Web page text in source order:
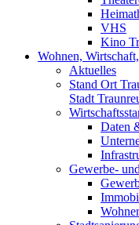
VHS
Kino
Wohnen,
Aktuelles
Stand Ort
Stadt
Daten
Gewerbe-